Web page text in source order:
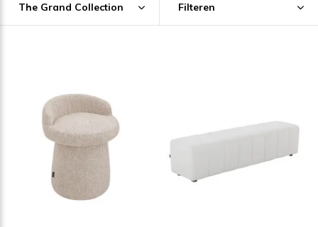
The Grand Collection Filteren